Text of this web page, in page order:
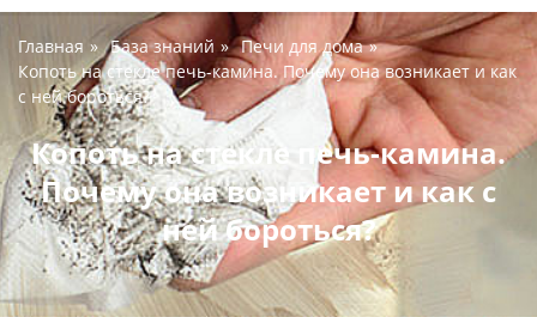
Главная База знаний
Печи для дома
Копоть на стекле печь-камина. Почему она возникает и как
с ней бороться?
Копоть на стекле печь-камина.
Почему она возникает и как с
ней бороться?